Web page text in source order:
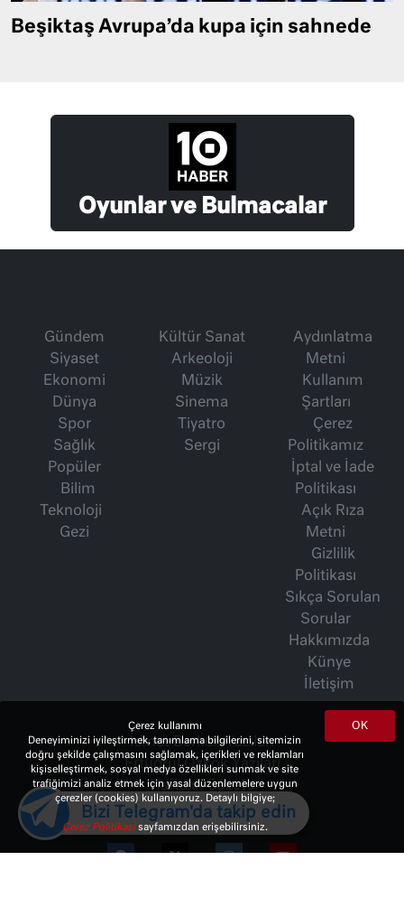
Beşiktaş Avrupa’da kupa için sahnede
Oyunlar ve Bulmacalar
Gündem
Siyaset
Ekonomi
Dünya
Spor
Sağlık
Popüler
Bilim
Teknoloji
Gezi
Kültür Sanat
Arkeoloji
Müzik
Sinema
Tiyatro
Sergi
Aydınlatma
Metni
Kullanım
Şartları
Çerez
Politikamız
İptal ve İade
Politikası
Açık Rıza
Metni
Gizlilik
Politikası
Sıkça Sorulan
Sorular
Hakkımızda
Künye
İletişim
İsmet Berkan Yazıları
Ertuğrul Özkök Yazıları
Haftalık Gazete
OK
Çerez kullanımı
Deneyiminizi iyileştirmek, tanımlama bilgilerini, sitemizin
doğru şekilde çalışmasını sağlamak, içerikleri ve reklamları
kişiselleştirmek, sosyal medya özellikleri sunmak ve site
trafiğimizi analiz etmek için yasal düzenlemelere uygun
çerezler (cookies) kullanıyoruz. Detaylı bilgiye;
Çerez Politikasısayfamızdan erişebilirsiniz.
Bizi Telegram'da takip edin